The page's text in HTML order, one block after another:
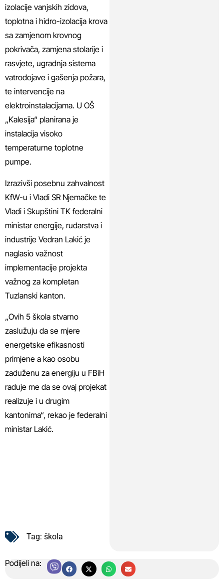
izolacije vanjskih zidova,
toplotna i hidro-izolacija krova
sa zamjenom krovnog
pokrivača, zamjena stolarije i
rasvjete, ugradnja sistema
vatrodojave i gašenja požara,
te intervencije na
elektroinstalacijama. U OŠ
„Kalesija“ planirana je
instalacija visoko
temperaturne toplotne
pumpe.
Izrazivši posebnu zahvalnost
KfW-u i Vladi SR Njemačke te
Vladi i Skupštini TK federalni
ministar energije, rudarstva i
industrije Vedran Lakić je
naglasio važnost
implementacije projekta
važnog za kompletan
Tuzlanski kanton.
„Ovih 5 škola stvarno
zaslužuju da se mjere
energetske efikasnosti
primjene a kao osobu
zaduženu za energiju u FBiH
raduje me da se ovaj projekat
realizuje i u drugim
kantonima“, rekao je federalni
ministar Lakić.
Tag: škola
Podijeli na: